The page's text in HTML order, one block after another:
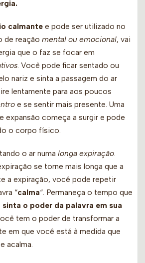
calmante e pode ser utilizado no
de reação mental ou emocional, vai
que o faz se focar em
. Você pode ficar sentado ou
nariz e sinta a passagem do ar
lentamente para aos poucos
e se sentir mais presente. Uma
expansão começa a surgir e pode
o corpo físico.
o ar numa longa expiração.
se torne mais longa que a
a expiração, você pode repetir
“calma“. Permaneça o tempo que
sinta o poder da palavra em sua
tem o poder de transformar a
em que você está à medida que
acalma.